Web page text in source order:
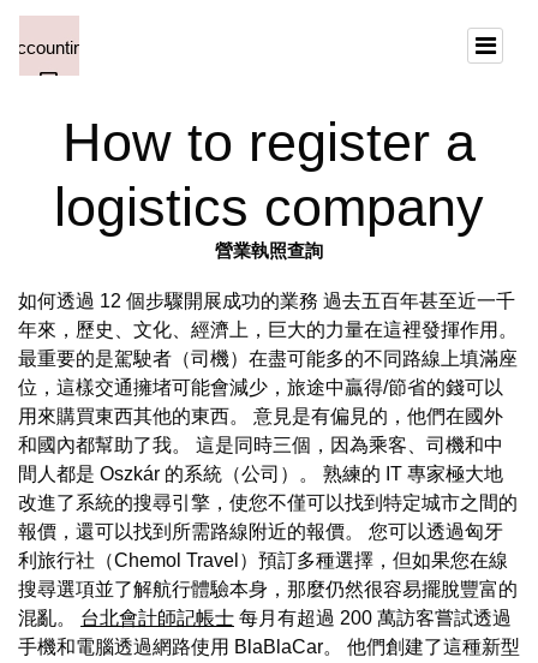
How to register a
logistics company
營業執照查詢
如何透過 12 個步驟開展成功的業務 過去五百年甚至近一千
年來，歷史、文化、經濟上，巨大的力量在這裡發揮作用。
最重要的是駕駛者（司機）在盡可能多的不同路線上填滿座
位，這樣交通擁堵可能會減少，旅途中贏得/節省的錢可以
用來購買東西其他的東西。 意見是有偏見的，他們在國外
和國內都幫助了我。 這是同時三個，因為乘客、司機和中
間人都是 Oszkár 的系統（公司）。 熟練的 IT 專家極大地
改進了系統的搜尋引擎，使您不僅可以找到特定城市之間的
報價，還可以找到所需路線附近的報價。 您可以透過匈牙
利旅行社（Chemol Travel）預訂多種選擇，但如果您在線
搜尋選項並了解航行體驗本身，那麼仍然很容易擺脫豐富的
混亂。 台北會計師記帳士 每月有超過 200 萬訪客嘗試透過
手機和電腦透過網路使用 BlaBlaCar。 他們創建了這種新型